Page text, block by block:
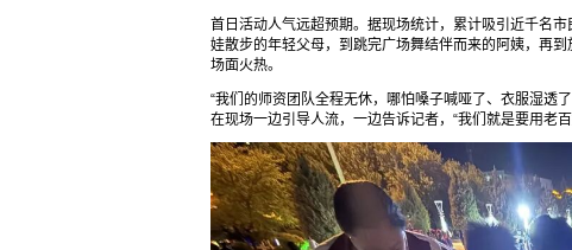
首日活动人气远超预期。据现场统计，累计吸引近千名
娃散步的年轻父母，到跳完广场舞结伴而来的阿姨，再
场面火热。
“我们的师资团队全程无休，哪怕嗓子喊哑了、衣服湿透
在现场一边引导人流，一边告诉记者，“我们就是要用老